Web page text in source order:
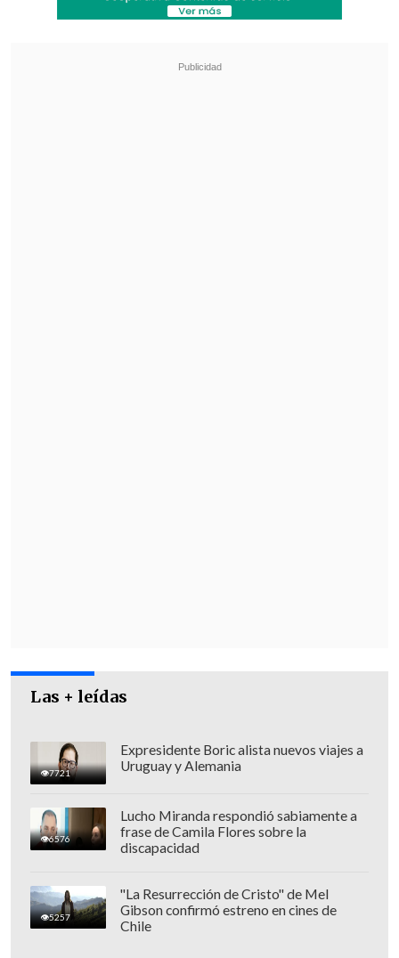
Las + leídas
7721
Expresidente Boric alista nuevos viajes a
Uruguay y Alemania
6576
Lucho Miranda respondió sabiamente a
frase de Camila Flores sobre la
discapacidad
5257
"La Resurrección de Cristo" de Mel
Gibson confirmó estreno en cines de
Chile